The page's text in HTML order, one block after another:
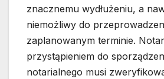
znacznemu wydłużeniu, a
niemożliwy do
zaplanowanym terminie.
przystąpieniem do
notarialnego musi